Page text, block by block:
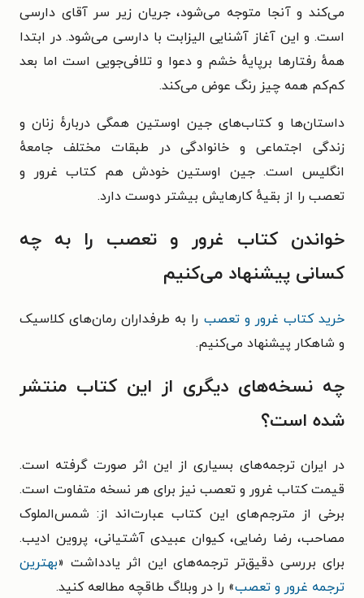
می‌کند و آنجا متوجه می‌شود، جریان زیر سر آقای دارسی
است. و این آغاز آشنایی الیزابت با دارسی می‌شود. در ابتدا
همهٔ رفتارها برپایهٔ خشم و دعوا و تلافی‌جویی است اما بعد
کم‌کم همه چیز رنگ عوض می‌کند.
داستان‌ها و کتاب‌های جین اوستین همگی درباره‌ٔ زنان و
زندگی‌ اجتماعی و خانوادگی در طبقات مختلف جامعه‌ٔ
انگلیس است. جین اوستین خودش هم کتاب غرور و
تعصب را از بقیه‌ٔ کارهایش بیشتر دوست دارد.
خواندن کتاب غرور و تعصب را به چه
کسانی پیشنهاد می‌کنیم
خرید کتاب غرور و تعصب را به طرفداران رمان‌‌های کلاسیک
و شاهکار پیشنهاد می‌کنیم.
چه نسخه‌های دیگری از این کتاب منتشر
شده است؟
در ایران ترجمه‌های بسیاری از این اثر صورت گرفته است.
قیمت کتاب غرور و تعصب نیز برای هر نسخه متفاوت است.
برخی از مترجم‌های این کتاب عبارت‌اند از: شمس‌الملوک
مصاحب، رضا رضایی، کیوان عبیدی آشتیانی، پروین ادیب.
برای بررسی دقیق‌تر ترجمه‌های این اثر یادداشت «بهترین
ترجمه غرور و تعصب» را در وبلاگ طاقچه مطالعه کنید.